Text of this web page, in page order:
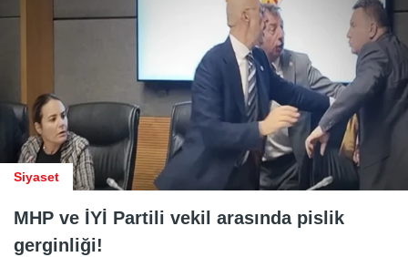
Siyaset
MHP ve İYİ Partili vekil arasında pislik
gerginliği!